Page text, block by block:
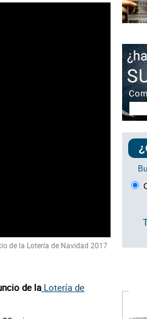
de la Lotería de Navidad 2017
de la Lotería de